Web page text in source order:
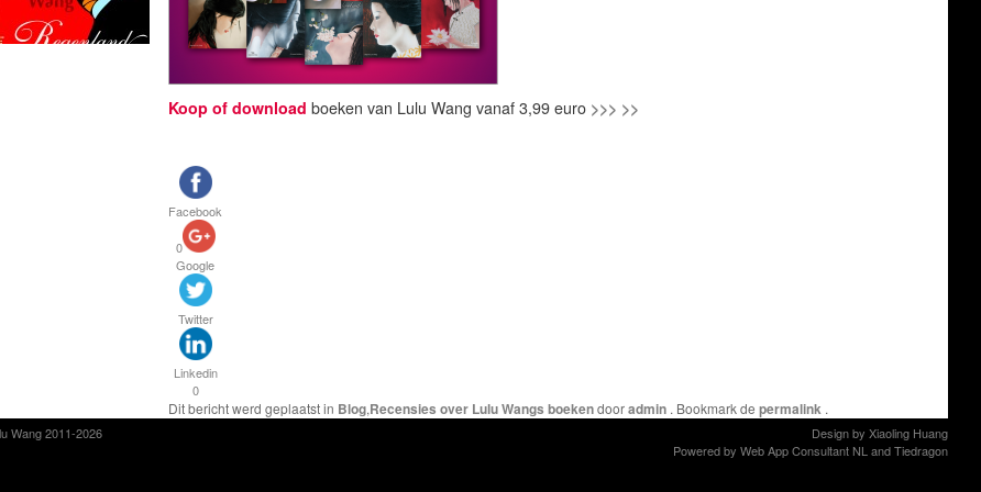
Koop of download boeken van Lulu Wang vanaf 3,99 euro >>> >>
Facebook
0
Google
Twitter
Linkedin
0
Dit bericht werd geplaatst in Blog,Recensies over Lulu Wangs boekendooradmin . Bookmark depermalink .
Wang 2011-2026 Design by Xiaoling Huang
Powered by Web App Consultant NL andTiedragon